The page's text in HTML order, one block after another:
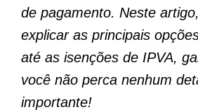
de pagamento. Neste
explicar as principais
até as isenções de IPVA,
você não perca nenhum
importante!